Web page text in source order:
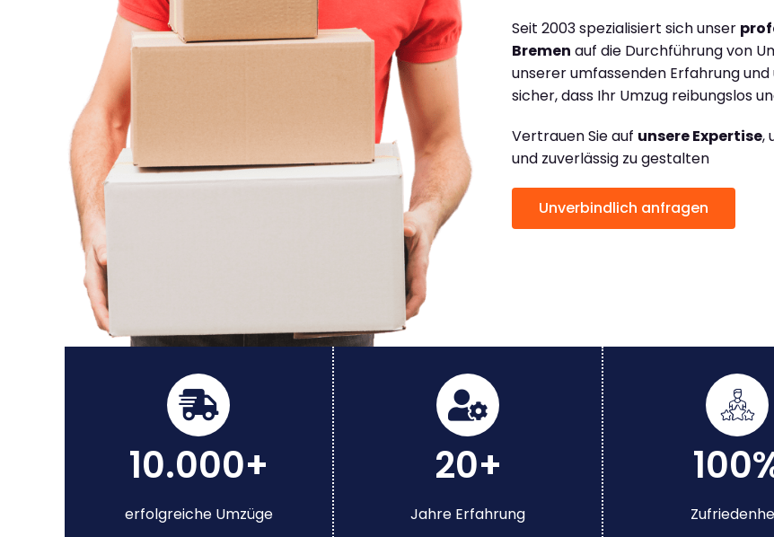
Seit 2003 spezialisiert sich unser
Bremen auf die Durchführung von
unserer umfassenden Erfahrung
sicher, dass Ihr Umzug reibungslos
Vertrauen Sie auf unsere Expertise,
und zuverlässig zu gestalten
Unverbindlich anfragen
10.000+
erfolgreiche Umzüge
20+
Jahre Erfahrung